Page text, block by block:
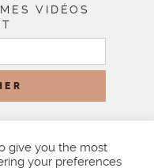
MES VIDÉOS
:
SHOP
give you the most
your preferences